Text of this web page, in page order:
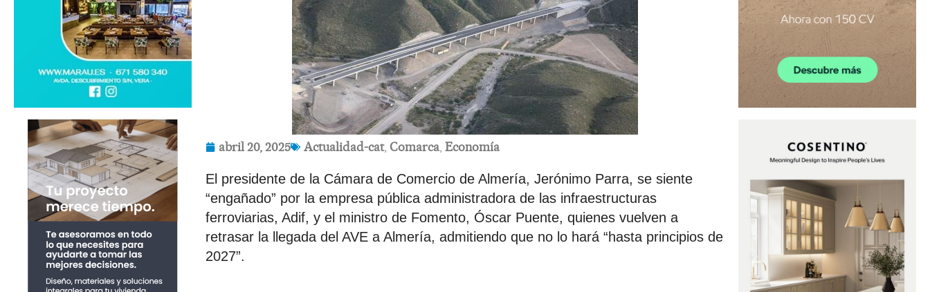
abril 20, 2025 Actualidad-cat,Comarca ,Economía
El presidente de la Cámara de Comercio de Almería, Jerónimo Parra, se siente
“engañado” por la empresa pública administradora de las infraestructuras
ferroviarias, Adif, y el ministro de Fomento, Óscar Puente, quienes vuelven a
retrasar la llegada del AVE a Almería, admitiendo que no lo hará “hasta principios de
2027”.